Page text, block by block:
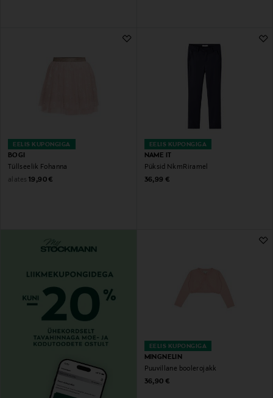
EELIS KUPONGIGA
BOGI
Tüllseelik Fohanna
alates Original Price
19,90 €
EELIS KUPONGIGA
NAME IT
Püksid NkmRiramel
Original Price
36,99 €
EELIS KUPONGIGA
MINGNELIN
Puuvillane boolerojakk
Original Price
36,90 €